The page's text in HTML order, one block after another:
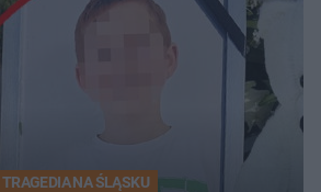
TRAGEDIA NA ŚLĄSKU